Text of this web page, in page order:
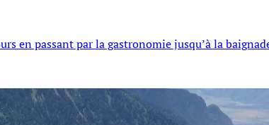
en passant par la gastronomie jusqu’à la